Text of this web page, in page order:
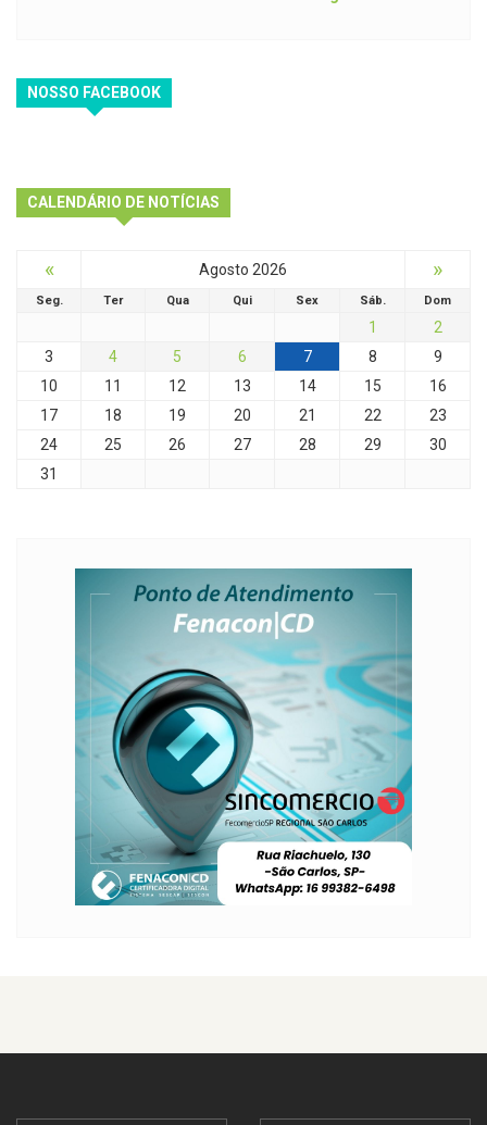
NOSSO FACEBOOK
CALENDÁRIO DE NOTÍCIAS
« Agosto 2026 »
Seg. Ter Qua Qui Sex Sáb. Dom
1
2
3
4 5 6 7 8
9
10
11 12 13 14 15
16
17
18 19 20 21 22
23
24
25 26 27 28 29
30
31